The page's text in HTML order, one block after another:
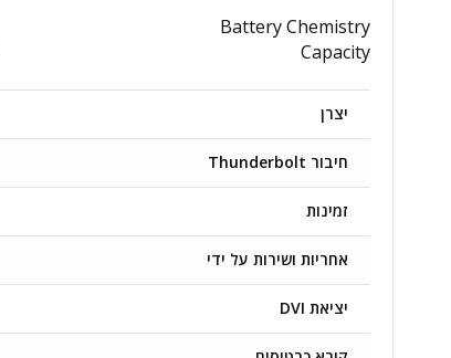
Battery Chemistry
Capacity
יצרן
חיבור Thunderbolt
זמינות
אחריות ושירות על ידי
יציאת DVI